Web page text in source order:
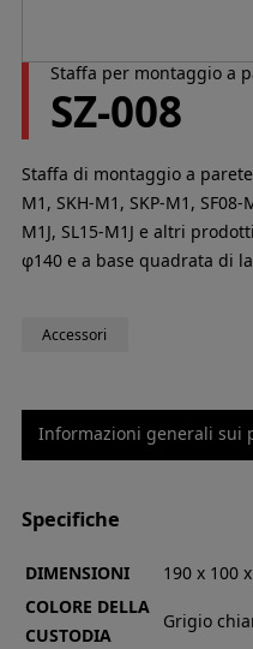
Staffa per montaggio a
SZ-008
Staffa di montaggio a
M1, SKH-M1, SKP-M1, SF08-
M1J, SL15-M1J e altri
φ140 e a base quadrata di
Accessori
Informazioni generali sui
Specifiche
DIMENSIONI
190 x 100
COLORE DELLA
CUSTODIA
Grigio